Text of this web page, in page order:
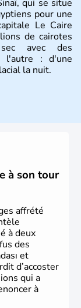
qui se situe
pour une
Le Caire
de cairotes
avec des
l'autre : d'une
la nuit.
et leurs
monde. Après
les perses et
se développe
et en garde sa
à son tour
affrété
à deux
des
et
d’accoster
qui a
à